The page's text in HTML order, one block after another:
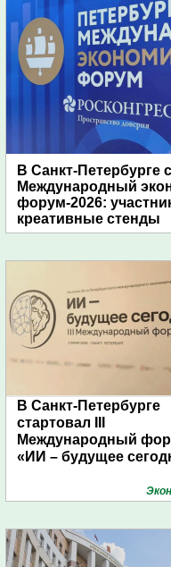
В Санкт-Петербурге
Международный
форум-2026:
креативные стенды
В Санкт-Петербурге
стартовал III
Международный
«ИИ – будущее